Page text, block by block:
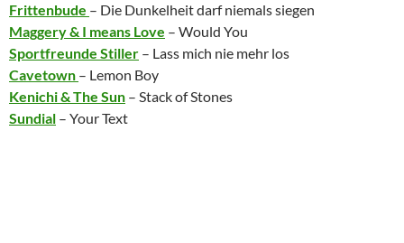
Frittenbude – Die Dunkelheit darf niemals siegen
Maggery & I means Love – Would You
Sportfreunde Stiller – Lass mich nie mehr los
Cavetown – Lemon Boy
Kenichi & The Sun – Stack of Stones
Sundial – Your Text